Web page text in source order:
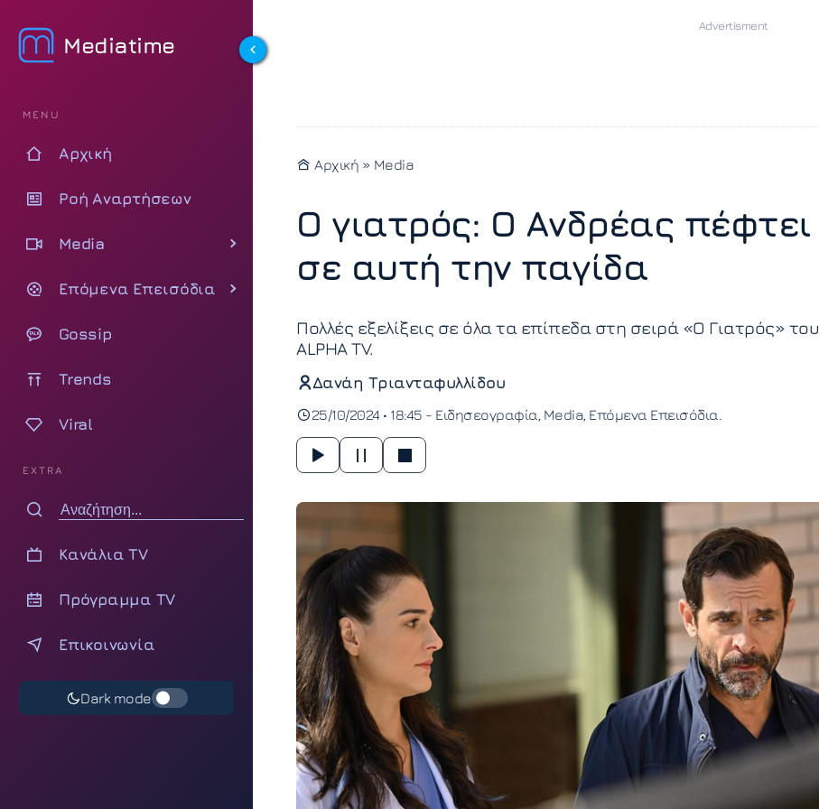
Mediatime
MENU
Αρχική
Ροή Αναρτήσεων
Media
Επόμενα Επεισόδια
Gossip
Trends
Viral
EXTRA
Κανάλια TV
Πρόγραμμα TV
Επικοινωνία
Dark mode
Αρχική » Media
Ο γιατρός: Ο Ανδρέας πέφτει
σε αυτή την παγίδα
Πολλές εξελίξεις σε όλα τα επίπεδα στη σειρά «Ο Γιατρός» του
ALPHA TV.
Δανάη Τριανταφυλλίδου
25/10/2024 • 18:45 - Ειδησεογραφία Media Επόμενα Επεισόδια